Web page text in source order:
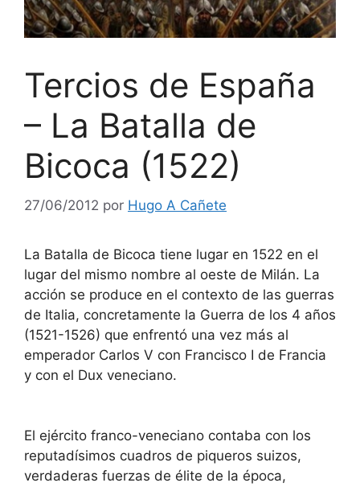
Tercios de España
– La Batalla de
Bicoca (1522)
27/06/2012 por Hugo A Cañete
La Batalla de Bicoca tiene lugar en 1522 en el
lugar del mismo nombre al oeste de Milán. La
acción se produce en el contexto de las guerras
de Italia, concretamente la Guerra de los 4 años
(1521-1526) que enfrentó una vez más al
emperador Carlos V con Francisco I de Francia
y con el Dux veneciano.
El ejército franco-veneciano contaba con los
reputadísimos cuadros de piqueros suizos,
verdaderas fuerzas de élite de la época,